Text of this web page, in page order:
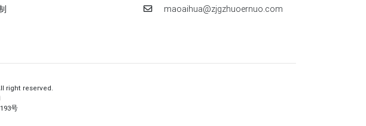
maoaihua@zjgzhuoernuo.com
right reserved.
号